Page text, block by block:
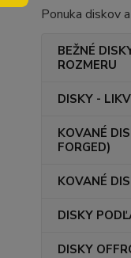
Ponuka diskov
BEŽNÉ
ROZMERU
DISKY -
KOVANÉ
FORGED)
KOVANÉ
DISKY
DISKY